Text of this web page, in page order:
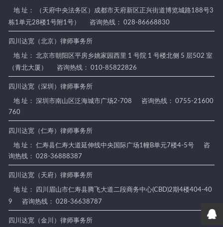
地 址： （天府中央法务区）成都市天府新区正兴街道博览城路188号3
栋1单元28楼1号附1号）
咨询热线： 028-86668830
四川达宽（北京）律师事务所
地 址： 北京市朝阳区平房乡姚家园西里 1 号院 1 号楼北侧 5 层502 室
（青北大厦）
咨询热线： 010-85822826
四川达宽（深圳）律师事务所
地 址： 深圳市南山区泛海城市广场2-708
咨询热线： 0755-21600
760
四川达宽（仁寿）律师事务所
地 址： 仁寿县仁寿大道延伸线中央国际广场1幢B单元7楼4-5号
咨
询热线： 028-36888387
四川达宽（天府）律师事务所
地 址： 四川眉山市仁寿县腾飞大道二段商务中心(CBD)2期4楼404-40
9
咨询热线： 028-36638787
四川达宽（金川）律师事务所